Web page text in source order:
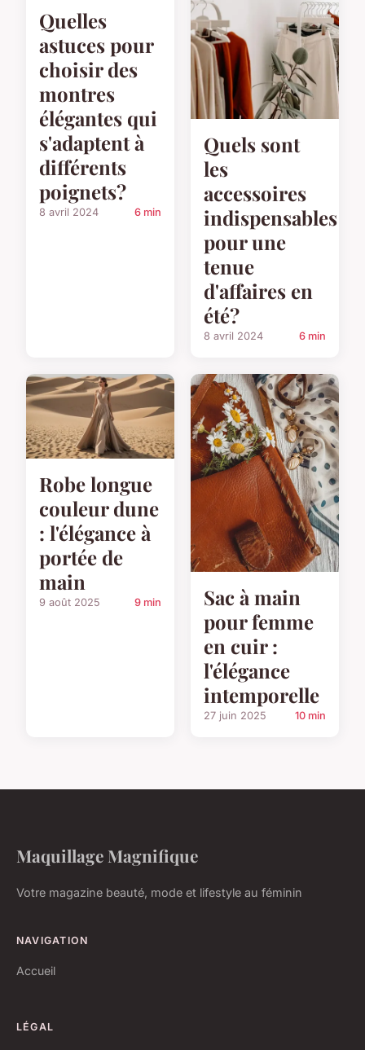
Quelles
astuces pour
choisir des
montres
élégantes qui
s'adaptent à
différents
poignets?
8 avril 2024 6 min
Quels sont
les
accessoires
indispensables
pour une
tenue
d'affaires en
été?
8 avril 2024 6 min
Robe longue
couleur dune
: l'élégance à
portée de
main
9 août 2025 9 min
Sac à main
pour femme
en cuir :
l'élégance
intemporelle
27 juin 2025 10 min
Maquillage Magnifique
Votre magazine beauté, mode et lifestyle au féminin
NAVIGATION
Accueil
LÉGAL